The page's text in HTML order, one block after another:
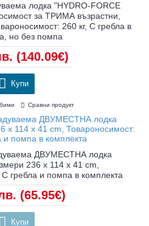
лодка "HYDRO-FORCE
за ТРИМА възрастни,
260 кг, С гребла в
но без помпа
(140.09€)
Купи
Сравни продукт
ДВУМЕСТНА лодка
236 х 114 х 41 cm,
гребла и помпа в комплекта
(65.95€)
Купи